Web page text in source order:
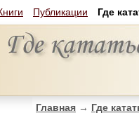
Публикации Где
Главная → Где